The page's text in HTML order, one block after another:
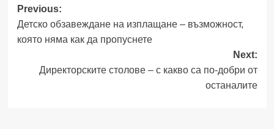
Post
navigation
Previous:
Детско обзавеждане на изплащане – възможност,
която няма как да пропуснете
Next:
Директорските столове – с какво са по-добри от
останалите